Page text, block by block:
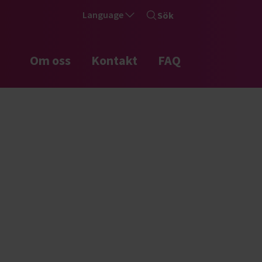
Language Sök
Om oss Kontakt FAQ